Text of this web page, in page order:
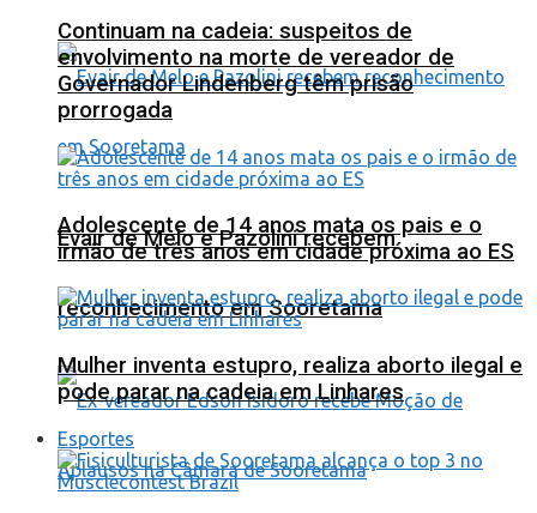
Evair de Melo e Pazolini recebem
reconhecimento em Sooretama
Continuam na cadeia: suspeitos de
envolvimento na morte de vereador de
Governador Lindenberg têm prisão
prorrogada
Adolescente de 14 anos mata os pais e o
irmão de três anos em cidade próxima ao ES
Mulher inventa estupro, realiza aborto ilegal e
pode parar na cadeia em Linhares
Esportes